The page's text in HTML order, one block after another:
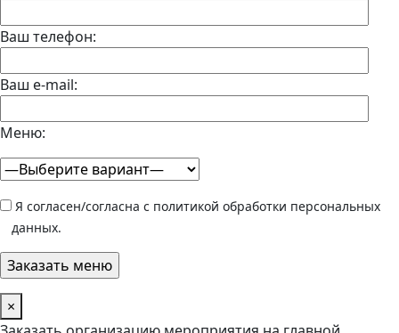
Ваш телефон:
Ваш e-mail:
Меню:
Я согласен/согласна с политикой обработки персональных
данных.
×